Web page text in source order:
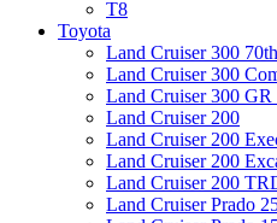
T8
Toyota
Land Cruiser 300
Land Cruiser 300
Land Cruiser 300 GR
Land Cruiser 200
Land Cruiser 200
Land Cruiser 200
Land Cruiser 200
Land Cruiser Prado